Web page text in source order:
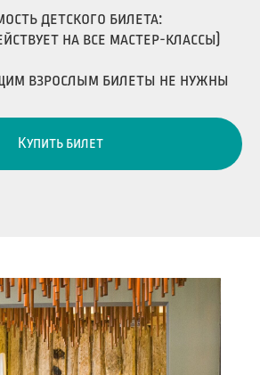
детского билета:
на все мастер-классы)
взрослым билеты не нужны
Купить билет